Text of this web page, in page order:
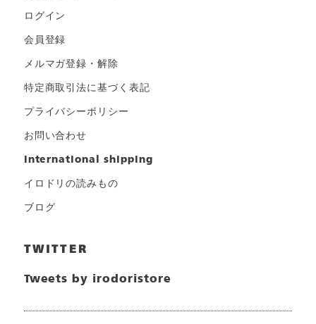
ログイン
会員登録
メルマガ登録・解除
特定商取引法に基づく表記
プライバシーポリシー
お問い合わせ
international shipping
イロドリの読みもの
ブログ
TWITTER
Tweets by irodoristore